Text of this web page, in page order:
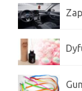
Kontakt